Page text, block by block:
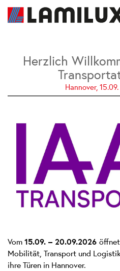
Herzlich
Hannover,
Vom 15.09. – 20.09.2026
Mobilität, Transport und
ihre Türen in Hannover.